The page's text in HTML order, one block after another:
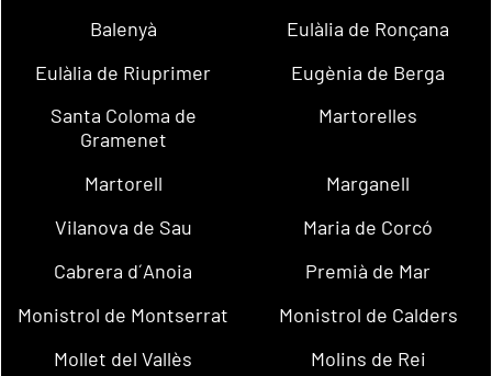
Balenyà
Eulàlia de Ronçana
Eulàlia de Riuprimer
Eugènia de Berga
Santa Coloma de
Gramenet
Martorelles
Martorell
Marganell
Vilanova de Sau
Maria de Corcó
Cabrera d´Anoia
Premià de Mar
Monistrol de Montserrat
Monistrol de Calders
Mollet del Vallès
Molins de Rei